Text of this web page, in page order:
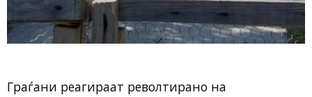
Граѓани реагираат револтирано на